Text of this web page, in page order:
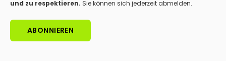
und zu respektieren. Sie können sich jederzeit abmelden.